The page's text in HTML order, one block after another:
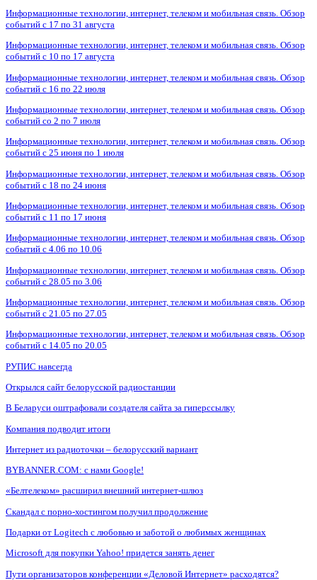
Информационные технологии, интернет, телеком и мобильная связь. Обзор
событий с 17 по 31 августа
Информационные технологии, интернет, телеком и мобильная связь. Обзор
событий с 10 по 17 августа
Информационные технологии, интернет, телеком и мобильная связь. Обзор
событий с 16 по 22 июля
Информационные технологии, интернет, телеком и мобильная связь. Обзор
событий со 2 по 7 июля
Информационные технологии, интернет, телеком и мобильная связь. Обзор
событий с 25 июня по 1 июля
Информационные технологии, интернет, телеком и мобильная связь. Обзор
событий с 18 по 24 июня
Информационные технологии, интернет, телеком и мобильная связь. Обзор
событий с 11 по 17 июня
Информационные технологии, интернет, телеком и мобильная связь. Обзор
событий с 4.06 по 10.06
Информационные технологии, интернет, телеком и мобильная связь. Обзор
событий с 28.05 по 3.06
Информационные технологии, интернет, телеком и мобильная связь. Обзор
событий с 21.05 по 27.05
Информационные технологии, интернет, телеком и мобильная связь. Обзор
событий с 14.05 по 20.05
РУПИС навсегда
Открылся сайт белорусской радиостанции
В Беларуси оштрафовали создателя сайта за гиперссылку
Компания подводит итоги
Интернет из радиоточки – белорусский вариант
BYBANNER.COM: c нами Google!
«Белтелеком» расширил внешний интернет-шлюз
Скандал с порно-хостингом получил продолжение
Подарки от Logitech с любовью и заботой о любимых женщинах
Microsoft для покупки Yahoo! придется занять денег
Пути организаторов конференции «Деловой Интернет» расходятся?